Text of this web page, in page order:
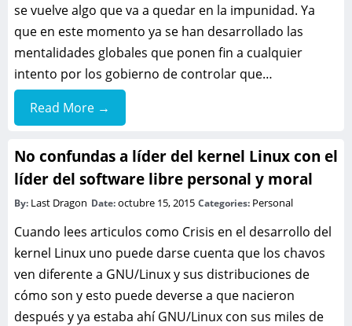
se vuelve algo que va a quedar en la impunidad. Ya
que en este momento ya se han desarrollado las
mentalidades globales que ponen fin a cualquier
intento por los gobierno de controlar que…
Read More →
No confundas a líder del kernel Linux con el
líder del software libre personal y moral
By: Last Dragon Date:octubre 15, 2015 Categories: Personal
Cuando lees articulos como Crisis en el desarrollo del
kernel Linux uno puede darse cuenta que los chavos
ven diferente a GNU/Linux y sus distribuciones de
cómo son y esto puede deverse a que nacieron
después y ya estaba ahí GNU/Linux con sus miles de